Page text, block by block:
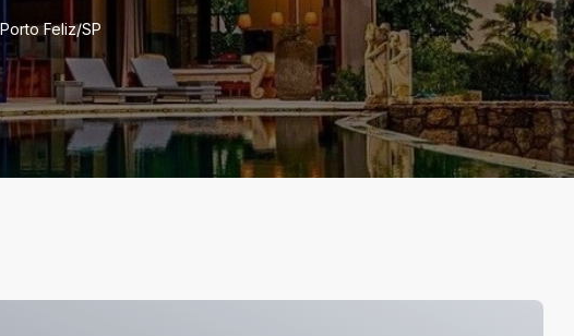
Feliz/SP